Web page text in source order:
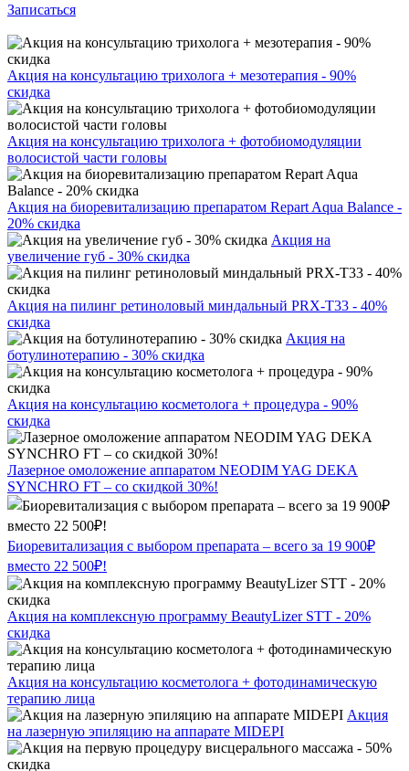
Записаться
Акция на консультацию трихолога + мезотерапия - 90%
скидка
Акция на консультацию трихолога + фотобиомодуляции
волосистой части головы
Акция на биоревитализацию препаратом Repart Aqua Balance -
20% скидка
Акция на
увеличение губ - 30% скидка
Акция на пилинг ретиноловый миндальный PRX-T33 - 40%
скидка
Акция на
ботулинотерапию - 30% скидка
Акция на консультацию косметолога + процедура - 90%
скидка
Лазерное омоложение аппаратом NEODIM YAG DEKA
SYNCHRO FT – со скидкой 30%!
Биоревитализация с выбором препарата – всего за 19 900₽
вместо 22 500₽!
Акция на комплексную программу BeautyLizer STT - 20%
скидка
Акция на консультацию косметолога + фотодинамическую
терапию лица
Акция
на лазерную эпиляцию на аппарате MIDEPI